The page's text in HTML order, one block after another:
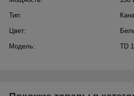
Тип:
Цвет:
Модель: TD